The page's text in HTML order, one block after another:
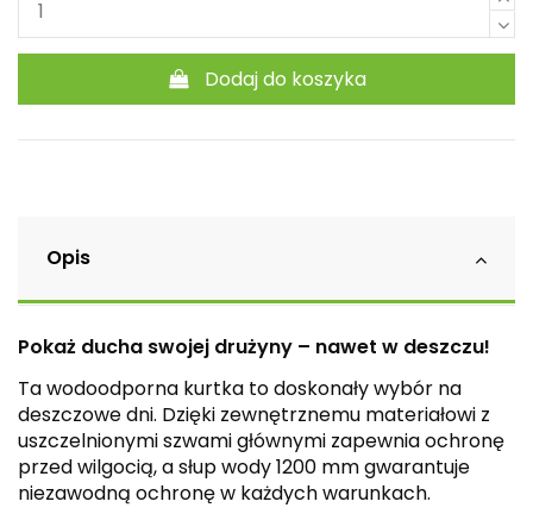
Dodaj do koszyka
Opis
Pokaż ducha swojej drużyny – nawet w deszczu!
Ta wodoodporna kurtka to doskonały wybór na
deszczowe dni. Dzięki zewnętrznemu materiałowi z
uszczelnionymi szwami głównymi zapewnia ochronę
przed wilgocią, a słup wody 1200 mm gwarantuje
niezawodną ochronę w każdych warunkach.